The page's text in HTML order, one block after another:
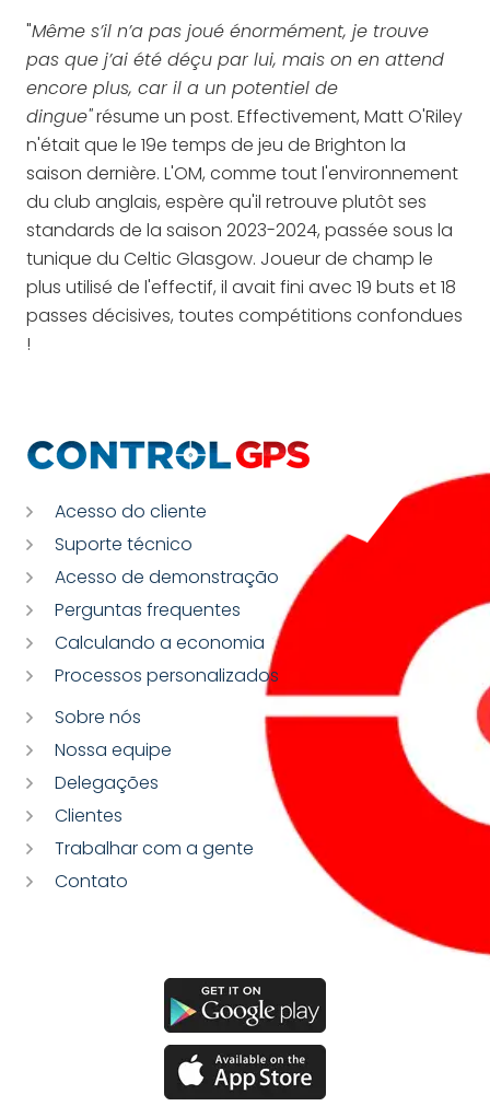
"Même s’il n’a pas joué énormément, je trouve
pas que j’ai été déçu par lui, mais on en attend
encore plus, car il a un potentiel de
dingue"résume un post. Effectivement, Matt O'Riley
n'était que le 19e temps de jeu de Brighton la
saison dernière. L'OM, comme tout l'environnement
du club anglais, espère qu'il retrouve plutôt ses
standards de la saison 2023-2024, passée sous la
tunique du Celtic Glasgow. Joueur de champ le
plus utilisé de l'effectif, il avait fini avec 19 buts et 18
passes décisives, toutes compétitions confondues
!
Acesso do cliente
Suporte técnico
Acesso de demonstração
Perguntas frequentes
Calculando a economia
Processos personalizados
Sobre nós
Nossa equipe
Delegações
Clientes
Trabalhar com a gente
Contato